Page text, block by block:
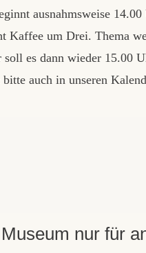
ausnahmsweise
Kaffee um Drei. Thema
es dann wieder 15.00
auch in unseren
nur für